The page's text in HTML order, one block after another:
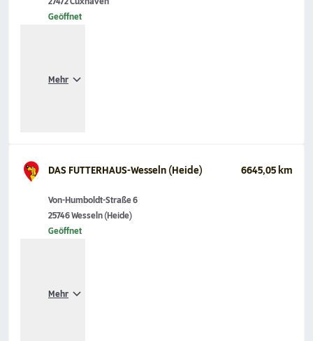
Geöffnet
Mehr
DAS FUTTERHAUS-Wesseln (Heide) 6645,05 km
Von-Humboldt-Straße 6
25746 Wesseln (Heide)
Geöffnet
Mehr